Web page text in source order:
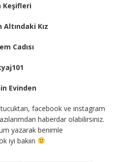
Keşifleri
Kız
Cadısı
Evinden
facebook ve instagram
haberdar olabilirsiniz.
yazarak benimle
iyi bakıın